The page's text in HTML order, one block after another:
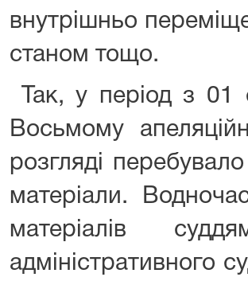
внутрішньо
станом тощо.
Так, у період з 01
Восьмому
розгляді
матеріали.
матеріалів
адміністративного